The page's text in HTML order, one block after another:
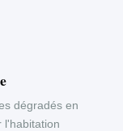
dégradés en
l'habitation